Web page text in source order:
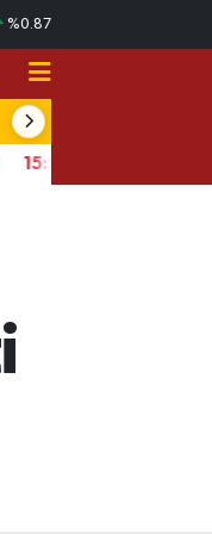
%0.87
Mahallesi'nde 101.